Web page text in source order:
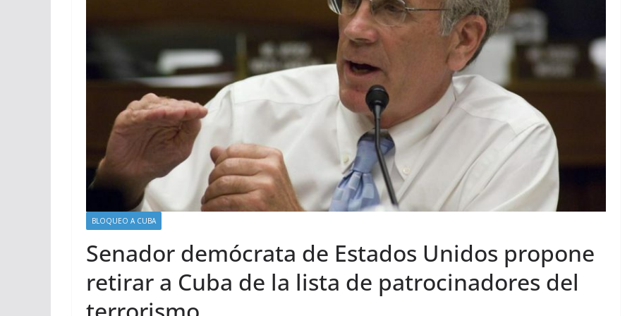
BLOQUEO A CUBA
Senador demócrata de Estados Unidos propone
retirar a Cuba de la lista de patrocinadores del